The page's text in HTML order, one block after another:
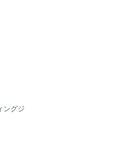
ングジ